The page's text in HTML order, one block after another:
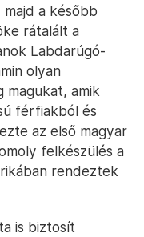
a később
rátalált a
Labdarúgó-
olyan
amik
férfiakból és
az első magyar
felkészülés a
rendeztek
is biztosít